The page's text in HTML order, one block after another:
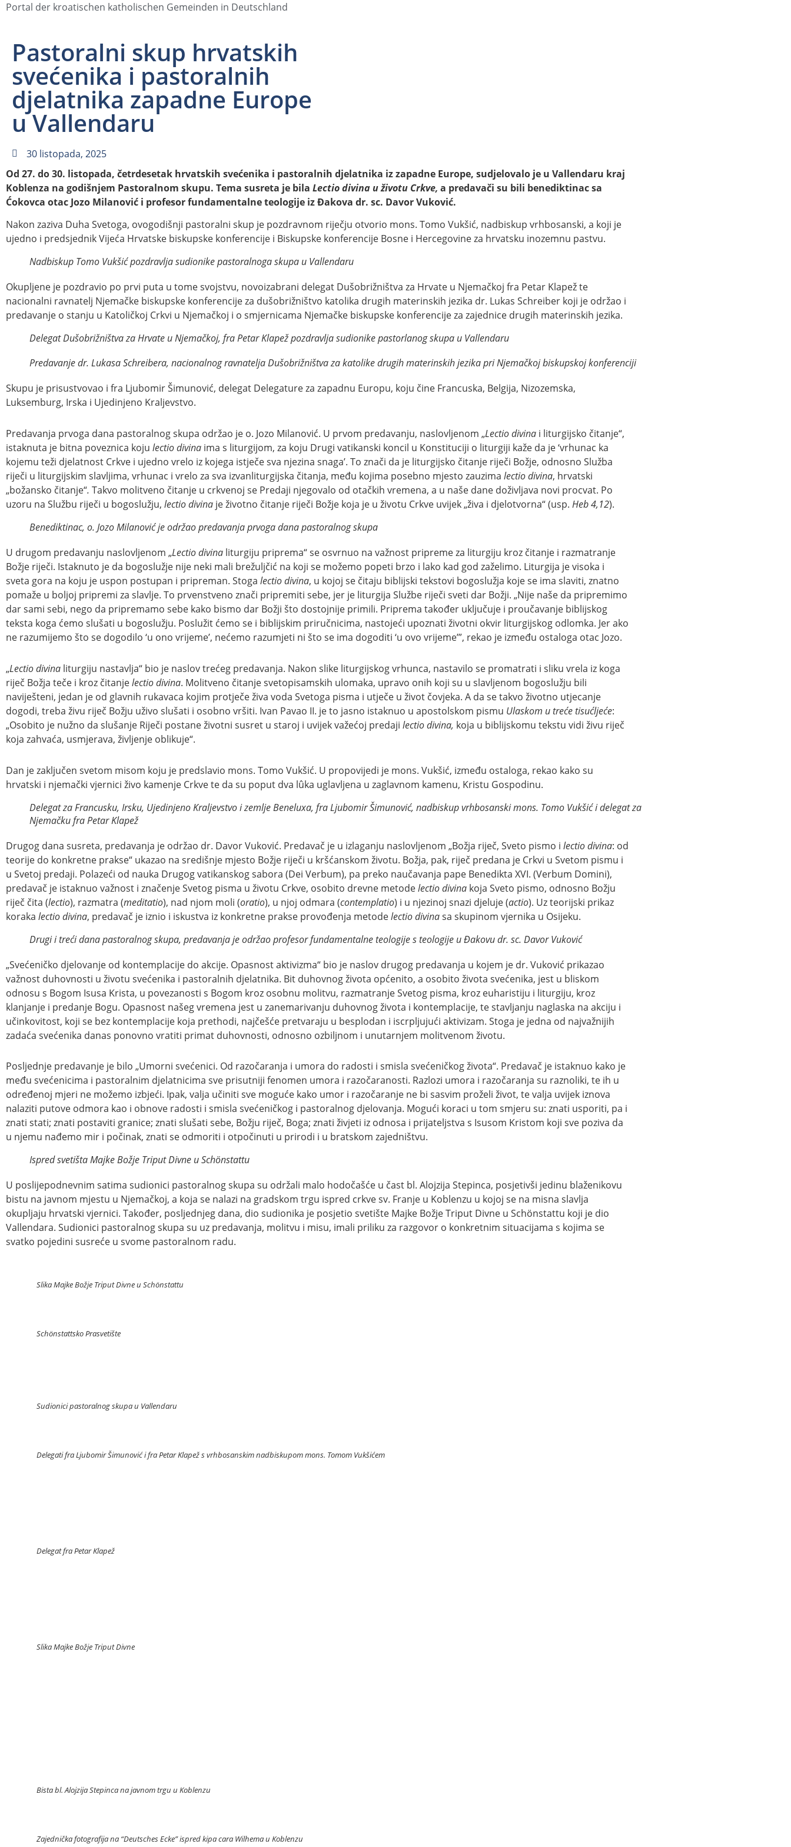
Portal der kroatischen katholischen Gemeinden in Deutschland
Pastoralni skup hrvatskih
svećenika i pastoralnih
djelatnika zapadne Europe
u Vallendaru
30 listopada, 2025
Od 27. do 30. listopada, četrdesetak hrvatskih svećenika i pastoralnih djelatnika iz zapadne Europe, sudjelovalo je u Vallendaru kraj
Koblenza na godišnjem Pastoralnom skupu. Tema susreta je bila Lectio divina u životu Crkve, a predavači su bili benediktinac sa
Ćokovca otac Jozo Milanović i profesor fundamentalne teologije iz Đakova dr. sc. Davor Vuković.
Nakon zaziva Duha Svetoga, ovogodišnji pastoralni skup je pozdravnom riječju otvorio mons. Tomo Vukšić, nadbiskup vrhbosanski, a koji je
ujedno i predsjednik Vijeća Hrvatske biskupske konferencije i Biskupske konferencije Bosne i Hercegovine za hrvatsku inozemnu pastvu.
Nadbiskup Tomo Vukšić pozdravlja sudionike pastoralnoga skupa u Vallendaru
Okupljene je pozdravio po prvi puta u tome svojstvu, novoizabrani delegat Dušobrižništva za Hrvate u Njemačkoj fra Petar Klapež te
nacionalni ravnatelj Njemačke biskupske konferencije za dušobrižništvo katolika drugih materinskih jezika dr. Lukas Schreiber koji je održao i
predavanje o stanju u Katoličkoj Crkvi u Njemačkoj i o smjernicama Njemačke biskupske konferencije za zajednice drugih materinskih jezika.
Delegat Dušobrižništva za Hrvate u Njemačkoj, fra Petar Klapež pozdravlja sudionike pastorlanog skupa u Vallendaru
Predavanje dr. Lukasa Schreibera, nacionalnog ravnatelja Dušobrižništva za katolike drugih materinskih jezika pri Njemačkoj biskupskoj konferenciji
Skupu je prisustvovao i fra Ljubomir Šimunović, delegat Delegature za zapadnu Europu, koju čine Francuska, Belgija, Nizozemska,
Luksemburg, Irska i Ujedinjeno Kraljevstvo.
Predavanja prvoga dana pastoralnog skupa održao je o. Jozo Milanović. U prvom predavanju, naslovljenom „Lectio divina i liturgijsko čitanje“,
istaknuta je bitna poveznica koju lectio divina ima s liturgijom, za koju Drugi vatikanski koncil u Konstituciji o liturgiji kaže da je ‘vrhunac ka
kojemu teži djelatnost Crkve i ujedno vrelo iz kojega istječe sva njezina snaga’. To znači da je liturgijsko čitanje riječi Božje, odnosno Služba
riječi u liturgijskim slavljima, vrhunac i vrelo za sva izvanliturgijska čitanja, među kojima posebno mjesto zauzima lectio divina, hrvatski
„božansko čitanje“. Takvo molitveno čitanje u crkvenoj se Predaji njegovalo od otačkih vremena, a u naše dane doživljava novi procvat. Po
uzoru na Službu riječi u bogoslužju, lectio divina je životno čitanje riječi Božje koja je u životu Crkve uvijek „živa i djelotvorna“ (usp. Heb 4,12).
Benediktinac, o. Jozo Milanović je održao predavanja prvoga dana pastoralnog skupa
U drugom predavanju naslovljenom „Lectio divina liturgiju priprema“ se osvrnuo na važnost pripreme za liturgiju kroz čitanje i razmatranje
Božje riječi. Istaknuto je da bogoslužje nije neki mali brežuljčić na koji se možemo popeti brzo i lako kad god zaželimo. Liturgija je visoka i
sveta gora na koju je uspon postupan i pripreman. Stoga lectio divina, u kojoj se čitaju biblijski tekstovi bogoslužja koje se ima slaviti, znatno
pomaže u boljoj pripremi za slavlje. To prvenstveno znači pripremiti sebe, jer je liturgija Službe riječi sveti dar Božji. „Nije naše da pripremimo
dar sami sebi, nego da pripremamo sebe kako bismo dar Božji što dostojnije primili. Priprema također uključuje i proučavanje biblijskog
teksta koga ćemo slušati u bogoslužju. Poslužit ćemo se i biblijskim priručnicima, nastojeći upoznati životni okvir liturgijskog odlomka. Jer ako
ne razumijemo što se dogodilo ‘u ono vrijeme’, nećemo razumjeti ni što se ima dogoditi ‘u ovo vrijeme’”, rekao je između ostaloga otac Jozo.
„Lectio divina liturgiju nastavlja“ bio je naslov trećeg predavanja. Nakon slike liturgijskog vrhunca, nastavilo se promatrati i sliku vrela iz koga
riječ Božja teče i kroz čitanjelectio divina. Molitveno čitanje svetopisamskih ulomaka, upravo onih koji su u slavljenom bogoslužju bili
naviješteni, jedan je od glavnih rukavaca kojim protječe živa voda Svetoga pisma i utječe u život čovjeka. A da se takvo životno utjecanje
dogodi, treba živu riječ Božju uživo slušati i osobno vršiti. Ivan Pavao II. je to jasno istaknuo u apostolskom pismu Ulaskom u treće tisućljeće:
„Osobito je nužno da slušanje Riječi postane životni susret u staroj i uvijek važećoj predaji lectio divina, koja u biblijskomu tekstu vidi živu riječ
koja zahvaća, usmjerava, življenje oblikuje“.
Dan je zaključen svetom misom koju je predslavio mons. Tomo Vukšić. U propovijedi je mons. Vukšić, između ostaloga, rekao kako su
hrvatski i njemački vjernici živo kamenje Crkve te da su poput dva lûka uglavljena u zaglavnom kamenu, Kristu Gospodinu.
Delegat za Francusku, Irsku, Ujedinjeno Kraljevstvo i zemlje Beneluxa, fra Ljubomir Šimunović, nadbiskup vrhbosanski mons. Tomo Vukšić i delegat za
Njemačku fra Petar Klapež
Drugog dana susreta, predavanja je održao dr. Davor Vuković. Predavač je u izlaganju naslovljenom „Božja riječ, Sveto pismo i lectio divina: od
teorije do konkretne prakse“ ukazao na središnje mjesto Božje riječi u kršćanskom životu. Božja, pak, riječ predana je Crkvi u Svetom pismu i
u Svetoj predaji. Polazeći od nauka Drugog vatikanskog sabora (Dei Verbum), pa preko naučavanja pape Benedikta XVI. (Verbum Domini),
predavač je istaknuo važnost i značenje Svetog pisma u životu Crkve, osobito drevne metodelectio divina koja Sveto pismo, odnosno Božju
riječ čita (lectio), razmatra (meditatio), nad njom moli (oratio), u njoj odmara (contemplatio) i u njezinoj snazi djeluje (actio). Uz teorijski prikaz
koraka lectio divina, predavač je iznio i iskustva iz konkretne prakse provođenja metodelectio divinasa skupinom vjernika u Osijeku.
Drugi i treći dana pastoralnog skupa, predavanja je održao profesor fundamentalne teologije s teologije u Đakovu dr. sc. Davor Vuković
„Svećeničko djelovanje od kontemplacije do akcije. Opasnost aktivizma“ bio je naslov drugog predavanja u kojem je dr. Vuković prikazao
važnost duhovnosti u životu svećenika i pastoralnih djelatnika. Bit duhovnog života općenito, a osobito života svećenika, jest u bliskom
odnosu s Bogom Isusa Krista, u povezanosti s Bogom kroz osobnu molitvu, razmatranje Svetog pisma, kroz euharistiju i liturgiju, kroz
klanjanje i predanje Bogu. Opasnost našeg vremena jest u zanemarivanju duhovnog života i kontemplacije, te stavljanju naglaska na akciju i
učinkovitost, koji se bez kontemplacije koja prethodi, najčešće pretvaraju u besplodan i iscrpljujući aktivizam. Stoga je jedna od najvažnijih
zadaća svećenika danas ponovno vratiti primat duhovnosti, odnosno ozbiljnom i unutarnjem molitvenom životu.
Posljednje predavanje je bilo „Umorni svećenici. Od razočaranja i umora do radosti i smisla svećeničkog života“. Predavač je istaknuo kako je
među svećenicima i pastoralnim djelatnicima sve prisutniji fenomen umora i razočaranosti. Razlozi umora i razočaranja su raznoliki, te ih u
određenoj mjeri ne možemo izbjeći. Ipak, valja učiniti sve moguće kako umor i razočaranje ne bi sasvim proželi život, te valja uvijek iznova
nalaziti putove odmora kao i obnove radosti i smisla svećeničkog i pastoralnog djelovanja. Mogući koraci u tom smjeru su: znati usporiti, pa i
znati stati; znati postaviti granice; znati slušati sebe, Božju riječ, Boga; znati živjeti iz odnosa i prijateljstva s Isusom Kristom koji sve poziva da
u njemu nađemo mir i počinak, znati se odmoriti i otpočinuti u prirodi i u bratskom zajedništvu.
Ispred svetišta Majke Božje Triput Divne u Schönstattu
U poslijepodnevnim satima sudionici pastoralnog skupa su održali malo hodočašće u čast bl. Alojzija Stepinca, posjetivši jedinu blaženikovu
bistu na javnom mjestu u Njemačkoj, a koja se nalazi na gradskom trgu ispred crkve sv. Franje u Koblenzu u kojoj se na misna slavlja
okupljaju hrvatski vjernici. Također, posljednjeg dana, dio sudionika je posjetio svetište Majke Božje Triput Divne u Schönstattu koji je dio
Vallendara. Sudionici pastoralnog skupa su uz predavanja, molitvu i misu, imali priliku za razgovor o konkretnim situacijama s kojima se
svatko pojedini susreće u svome pastoralnom radu.
Slika Majke Božje Triput Divne u Schönstattu
Schönstattsko Prasvetište
Sudionici pastoralnog skupa u Vallendaru
Delegati fra Ljubomir Šimunović i fra Petar Klapež s vrhbosanskim nadbiskupom mons. Tomom Vukšićem
Delegat fra Petar Klapež
Slika Majke Božje Triput Divne
Bista bl. Alojzija Stepinca na javnom trgu u Koblenzu
Zajednička fotografija na “Deutsches Ecke” ispred kipa cara Wilhema u Koblenzu